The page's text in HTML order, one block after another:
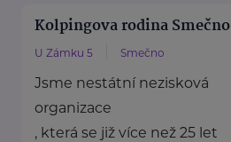
Kolpingova rodina Smečno
U Zámku 5 Smečno
Jsme nestátní nezisková
organizace
, která se již více než 25 let